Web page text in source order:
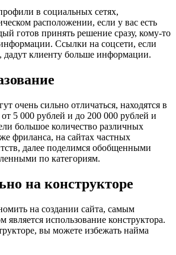
в социальных сетях,
расположении, если у вас есть
готов принять решение сразу, кому-то
Ссылки на соцсети, если
дадут клиенту больше информации.
очень сильно отличаться, находятся в
5 000 рублей и до 200 000 рублей и
большое количество различных
фриланса, на сайтах частных
далее поделимся обобщенными
по категориям.
на конструкторе
на создании сайта, самым
является использование конструктора.
вы можете избежать найма